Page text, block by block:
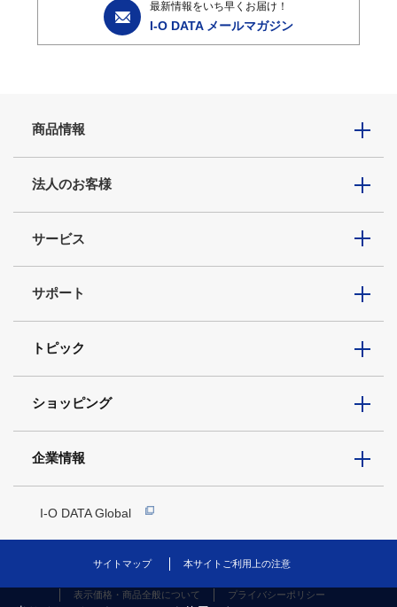
最新情報をいち早くお届け！
I-O DATA メールマガジン
商品情報
法人のお客様
サービス
サポート
トピック
ショッピング
企業情報
I-O DATA Global
サイトマップ 本サイトご利用上の注意
表示価格・商品全般について プライバシーポリシー